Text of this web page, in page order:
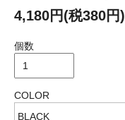
4,180円(税380円)
個数
COLOR